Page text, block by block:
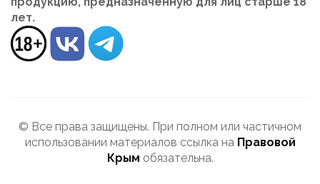
лет.
© Все права защищены. При полном или частичном
использовании материалов ссылка на Правовой
Крым обязательна.